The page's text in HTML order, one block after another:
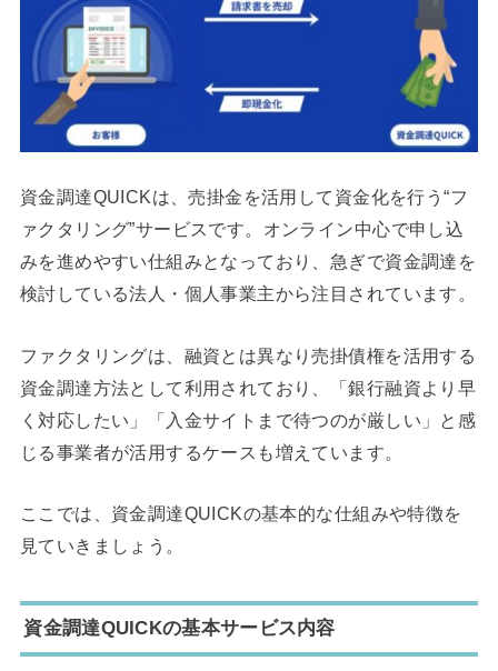
資金調達QUICKは、売掛金を活用して資金化を行う“フ
ァクタリング”サービスです。オンライン中心で申し込
みを進めやすい仕組みとなっており、急ぎで資金調達を
検討している法人・個人事業主から注目されています。
ファクタリングは、融資とは異なり売掛債権を活用する
資金調達方法として利用されており、「銀行融資より早
く対応したい」「入金サイトまで待つのが厳しい」と感
じる事業者が活用するケースも増えています。
ここでは、資金調達QUICKの基本的な仕組みや特徴を
見ていきましょう。
資金調達QUICKの基本サービス内容